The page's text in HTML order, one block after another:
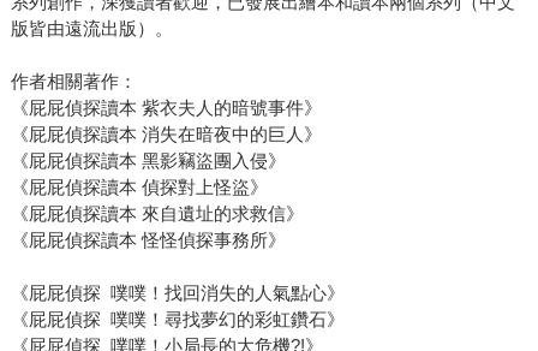
版皆由遠流出版）。
作者相關著作：
《屁屁偵探讀本 紫衣夫人的暗號事件》
《屁屁偵探讀本 消失在暗夜中的巨人》
《屁屁偵探讀本 黑影竊盜團入侵》
《屁屁偵探讀本 偵探對上怪盜》
《屁屁偵探讀本 來自遺址的求救信》
《屁屁偵探讀本 怪怪偵探事務所》
《屁屁偵探 噗噗！找回消失的人氣點心》
《屁屁偵探 噗噗！尋找夢幻的彩虹鑽石》
《屁屁偵探 噗噗！小局長的大危機?!》